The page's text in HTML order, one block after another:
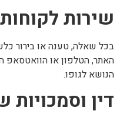
שירות
בכל שאלה, טענה או בירור
האתר, הטלפון או הוואטסאפ
הנושא לגופו.
דין וסמכויות